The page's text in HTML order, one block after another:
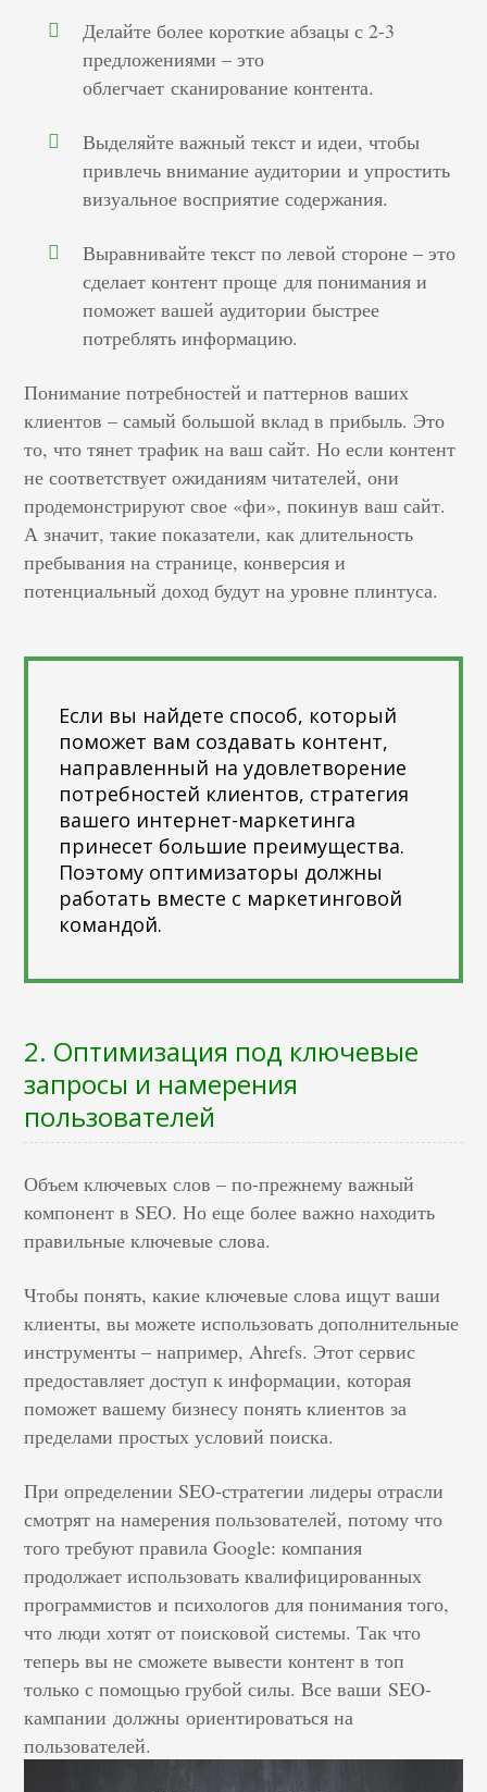
Делайте более короткие абзацы с 2-3
предложениями – это
облегчает сканирование контента.
Выделяйте важный текст и идеи, чтобы
привлечь внимание аудитории и упростить
визуальное восприятие содержания.
Выравнивайте текст по левой стороне – это
сделает контент проще для понимания и
поможет вашей аудитории быстрее
потреблять информацию.
Понимание потребностей и паттернов ваших
клиентов – самый большой вклад в прибыль. Это
то, что тянет трафик на ваш сайт. Но если контент
не соответствует ожиданиям читателей, они
продемонстрируют свое «фи», покинув ваш сайт.
А значит, такие показатели, как длительность
пребывания на странице, конверсия и
потенциальный доход будут на уровне плинтуса.
Если вы найдете способ, который
поможет вам создавать контент,
направленный на удовлетворение
потребностей клиентов, стратегия
вашего интернет-маркетинга
принесет большие преимущества.
Поэтому оптимизаторы должны
работать вместе с маркетинговой
командой.
2. Оптимизация под ключевые
запросы и намерения
пользователей
Объем ключевых слов – по-прежнему важный
компонент в SEO. Но еще более важно находить
правильные ключевые слова.
Чтобы понять, какие ключевые слова ищут ваши
клиенты, вы можете использовать дополнительные
инструменты – например, Ahrefs. Этот сервис
предоставляет доступ к информации, которая
поможет вашему бизнесу понять клиентов за
пределами простых условий поиска.
При определении SEO-стратегии лидеры отрасли
смотрят на намерения пользователей, потому что
того требуют правила Google: компания
продолжает использовать квалифицированных
программистов и психологов для понимания того,
что люди хотят от поисковой системы. Так что
теперь вы не сможете вывести контент в топ
только с помощью грубой силы. Все ваши SEO-
кампании должны ориентироваться на
пользователей.